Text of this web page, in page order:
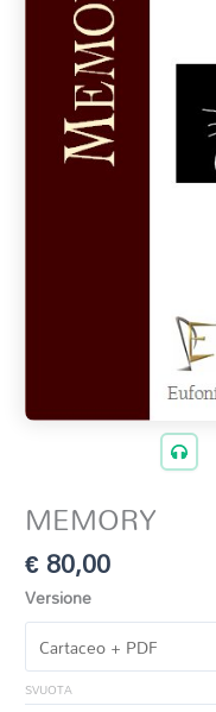
MEMORY
€80,00
Versione
SVUOTA